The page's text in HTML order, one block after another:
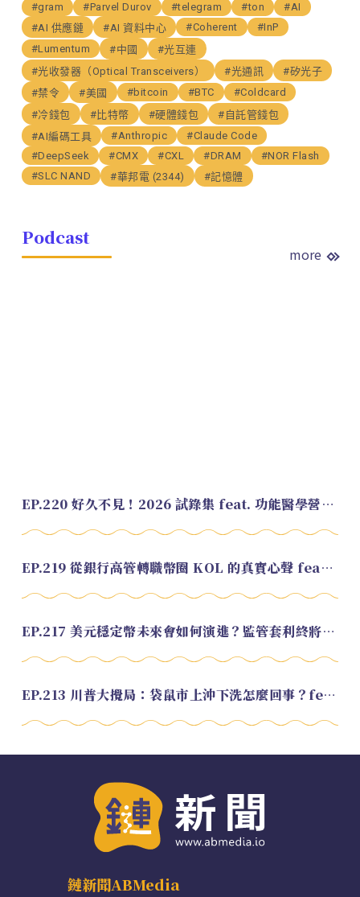
#gram #Parvel Durov #telegram #ton
#AI
#AI 供應鏈
#AI 資料中心 #Coherent
#InP
#Lumentum
#中國
#光互連
#光收發器（Optical Transceivers）
#光通訊
#矽光子
#禁令
#美國 #bitcoin #BTC
#Coldcard
#冷錢包
#比特幣 #硬體錢包
#自託管錢包
#AI編碼工具
#Anthropic
#Claude Code
#DeepSeek
#CMX #CXL #DRAM
#NOR Flash
#SLC NAND
#華邦電 (2344) #記憶體
Podcast
more
EP.220 好久不見！2026 試錄集 feat. 功能醫學營養師 美寶
EP.219 從銀行高管轉職幣圈 KOL 的真實心聲 feat.龜大
EP.217 美元穩定幣未來會如何演進？監管套利終將收斂？feat. 研究員 余哲安
EP.213 川普大攪局：袋鼠市上沖下洗怎麼回事？feat. Alvin
鏈新聞ABMedia